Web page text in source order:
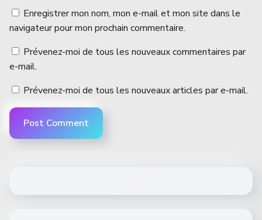
Enregistrer mon nom, mon e-mail et mon site dans le
navigateur pour mon prochain commentaire.
Prévenez-moi de tous les nouveaux commentaires par
e-mail.
Prévenez-moi de tous les nouveaux articles par e-mail.